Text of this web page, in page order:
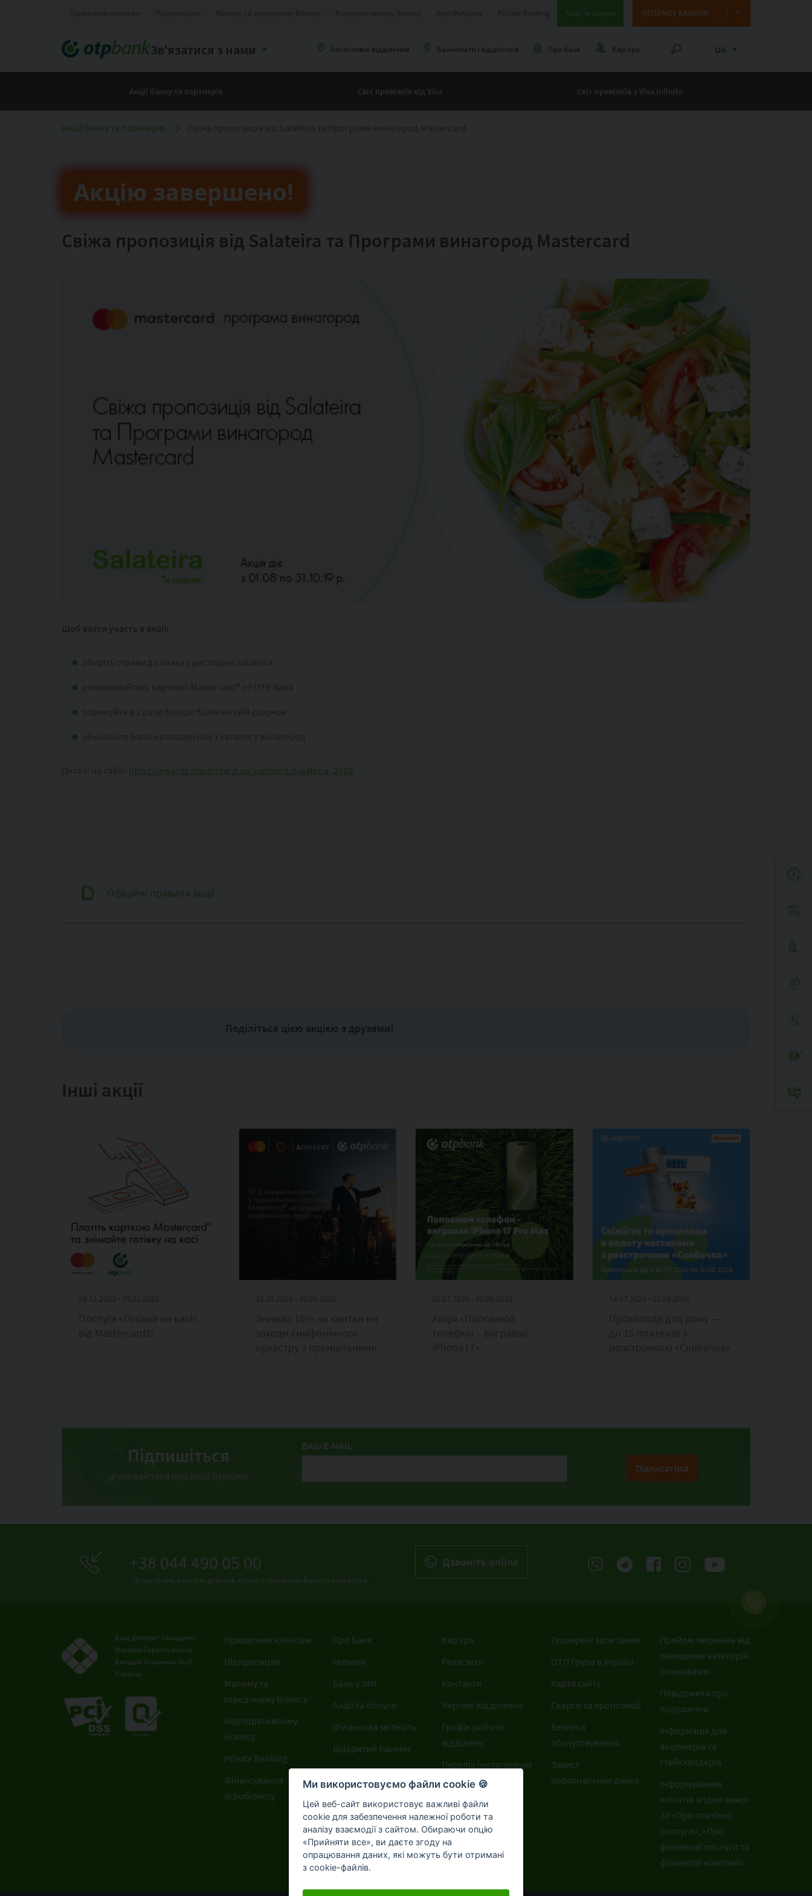
Акції та бонуси ІНТЕРНЕТ БАНКІНГ
Зв'язатися з нами Інклюзивні відділення Банкомати і відділення Про банк Кар'єра UA
Акції банку та партнерів Світ привілеїв від Visa Світ привілеїв з Visa Infinite
Акції банку та партнерів
Акцію завершено!
Свіжа пропозиція від Salateira та Програми винагород Mastercard
http://rewards.mastercard.ua/partners/Salateira_2019
Офіційні правила акції
Поділіться цією акцією з друзями!
Інші акції
Підпишіться
дізнавайтеся про акції першим
ВАШ E-MAIL
Підписатися
+38 044 490 05 00
Цілодобово, вартість дзвінків згідно з тарифами Вашого оператора
Дзвонiть online
Ваш депозит захищено
Фондом Гарантування
Вкладів Фізичних Осіб
України
Приватним клієнтам
Підприємцям
Малому та
середньому бізнесу
Корпоративному
бізнесу
Private Banking
Фінансування
агробізнесу
Про Банк
Новини
Банк у ЗМІ
Акції та бонуси
Фінансова звітність
Відкритий банкінг
Кар’єра
Реквізити
Контакти
Чергові відділення
Графік роботи
відділень
Перелік інклюзивних
відділень
Поширені запитання
ОТП Група в Україні
Карта сайту
Скарги та пропозиції
Безпека
обслуговування
Захист
персональних даних
Прийом звернень від
захищених категорій
споживачів
Повідомити про
порушення
Інформація для
акціонерів та
стейкхолдерів
Інформування
клієнтів згідно вимог
ЗУ «Про платіжні
послуги», «Про
фінансові послуги та
фінансові компанії»
Ми використовуємо файли cookie 🍪
Цей веб-сайт використовує важливі файли
cookie для забезпечення належної роботи та
аналізу взаємодії з сайтом. Обираючи опцію
«Прийняти все», ви даєте згоду на
опрацювання даних, які можуть бути отримані
з cookie-файлів.